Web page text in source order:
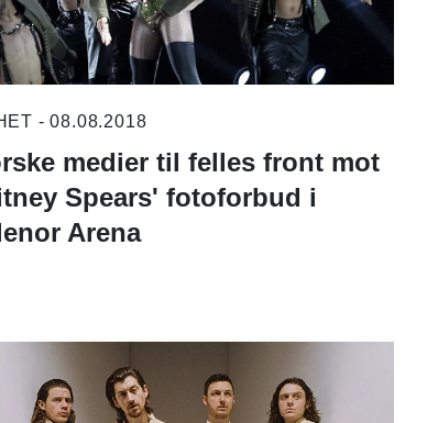
- 08.08.2018
medier til felles front mot
Spears' fotoforbud i
Arena